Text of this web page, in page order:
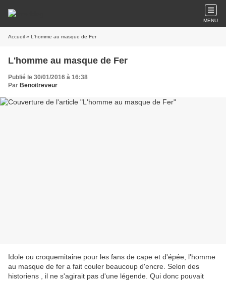
MENU
Accueil » L'homme au masque de Fer
L'homme au masque de Fer
Publié le 30/01/2016 à 16:38
Par Benoitreveur
Idole ou croquemitaine pour les fans de cape et d'épée, l'homme
au masque de fer a fait couler beaucoup d'encre. Selon des
historiens , il ne s'agirait pas d'une légende. Qui donc pouvait